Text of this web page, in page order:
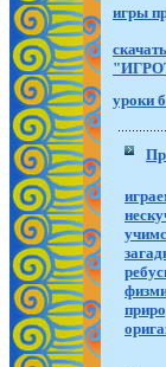
игры
уроки